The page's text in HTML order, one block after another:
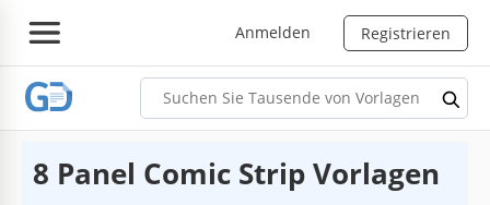
Anmelden Registrieren
8 Panel Comic Strip Vorlagen